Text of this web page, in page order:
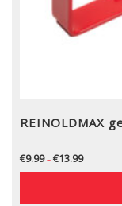
REINOLDMAX
€9.99– €13.99